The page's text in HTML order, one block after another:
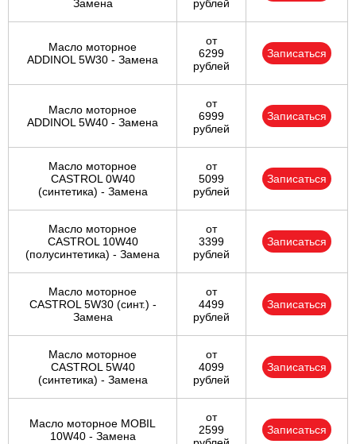
Замена
рублей
Масло моторное
ADDINOL 5W30 - Замена
от
6299
рублей
Записаться
Масло моторное
ADDINOL 5W40 - Замена
от
6999
рублей
Записаться
Масло моторное
CASTROL 0W40
(синтетика) - Замена
от
5099
рублей
Записаться
Масло моторное
CASTROL 10W40
(полусинтетика) - Замена
от
3399
рублей
Записаться
Масло моторное
CASTROL 5W30 (синт.) -
Замена
от
4499
рублей
Записаться
Масло моторное
CASTROL 5W40
(синтетика) - Замена
от
4099
рублей
Записаться
Масло моторное MOBIL
10W40 - Замена
от
2599
Записаться